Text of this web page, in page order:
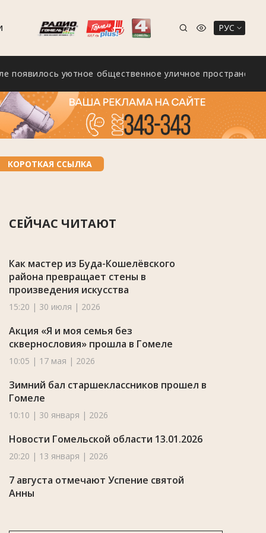
РУС
уютное общественное уличное пространство
КОРОТКАЯ ССЫЛКА
СЕЙЧАС ЧИТАЮТ
Как мастер из Буда-Кошелёвского
района превращает стены в
произведения искусства
15:20 | 30 июля | 2026
Акция «Я и моя семья без
сквернословия» прошла в Гомеле
10:05 | 17 мая | 2026
Зимний бал старшеклассников прошел в
Гомеле
10:10 | 30 января | 2026
Новости Гомельской области 13.01.2026
20:20 | 13 января | 2026
7 августа отмечают Успение святой
Анны